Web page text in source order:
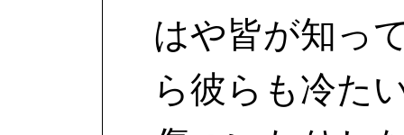
はや皆が知っ
ら彼らも冷た